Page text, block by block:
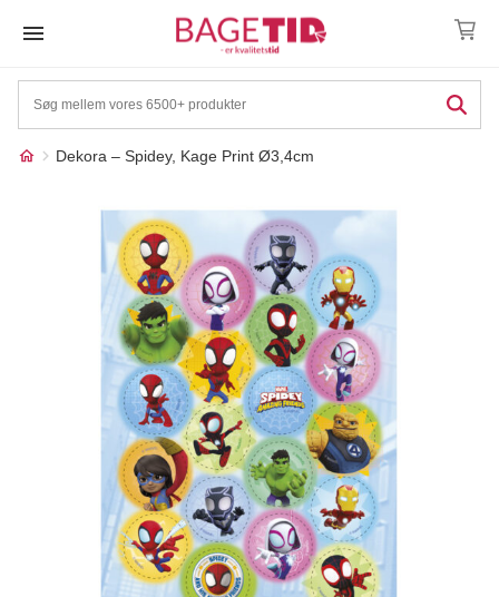
Dekora – Spidey, Kage Print Ø3,4cm
Måske kunne nogle af
disse produkter have din
interesse?
Konditorens - Fersken-Passionsfrugt Moussepulver, 500g
DKK